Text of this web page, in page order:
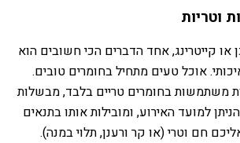
וטריות
או קייטרינג, אחד הדברים הכי חשובים הוא
אוכל טעים מתחיל בחומרים טובים.
משתמשות בחומרים טריים בלבד, מבשלות
למועד האירוע, ומובילות אותו בתנאים
חם וטרי (או קר ורענן, תלוי במנה).